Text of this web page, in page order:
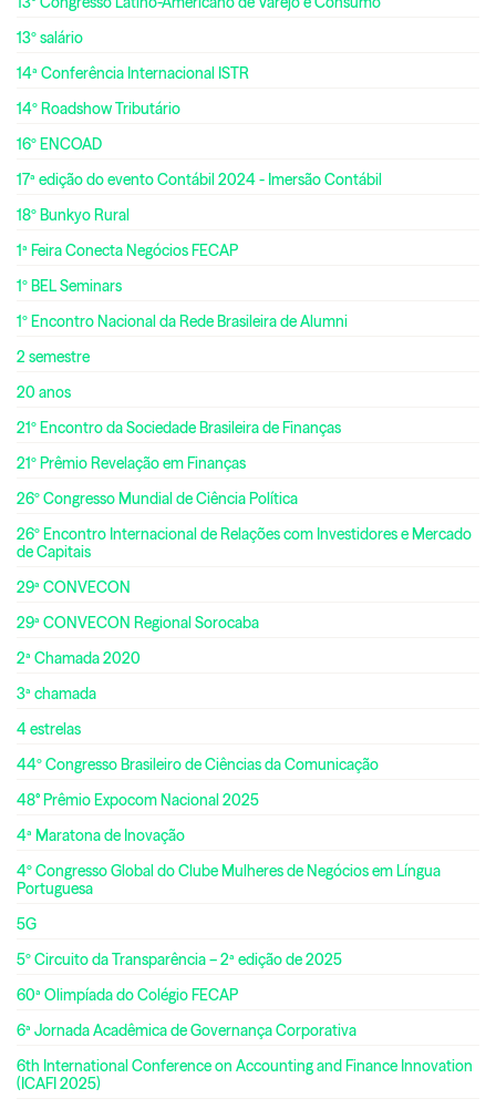
13º salário
14ª Conferência Internacional ISTR
14º Roadshow Tributário
16º ENCOAD
17ª edição do evento Contábil 2024 - Imersão Contábil
18º Bunkyo Rural
1ª Feira Conecta Negócios FECAP
1º BEL Seminars
1º Encontro Nacional da Rede Brasileira de Alumni
2 semestre
20 anos
21º Encontro da Sociedade Brasileira de Finanças
21º Prêmio Revelação em Finanças
26º Congresso Mundial de Ciência Política
26º Encontro Internacional de Relações com Investidores e Mercado
de Capitais
29ª CONVECON
29ª CONVECON Regional Sorocaba
2ª Chamada 2020
3ª chamada
4 estrelas
44º Congresso Brasileiro de Ciências da Comunicação
48° Prêmio Expocom Nacional 2025
4ª Maratona de Inovação
4º Congresso Global do Clube Mulheres de Negócios em Língua
Portuguesa
5G
5º Circuito da Transparência – 2ª edição de 2025
60ª Olimpíada do Colégio FECAP
6ª Jornada Acadêmica de Governança Corporativa
6th International Conference on Accounting and Finance Innovation
(ICAFI 2025)